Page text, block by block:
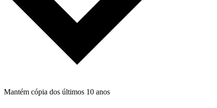
Mantém cópia dos últimos 10 anos